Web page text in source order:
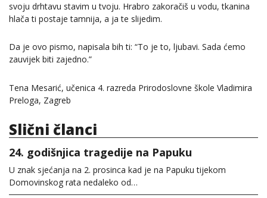
svoju drhtavu stavim u tvoju. Hrabro zakoračiš u vodu, tkanina
hlača ti postaje tamnija, a ja te slijedim.
Da je ovo pismo, napisala bih ti: “To je to, ljubavi. Sada ćemo
zauvijek biti zajedno.”
Tena Mesarić, učenica 4. razreda Prirodoslovne škole Vladimira
Preloga, Zagreb
Slični članci
24. godišnjica tragedije na Papuku
U znak sjećanja na 2. prosinca kad je na Papuku tijekom
Domovinskog rata nedaleko od…